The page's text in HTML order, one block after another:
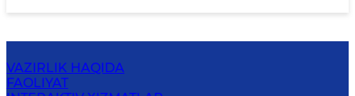
VAZIRLIK HAQIDA
FAOLIYAT